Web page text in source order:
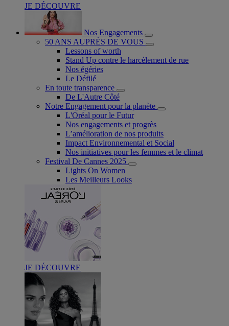
JE DÉCOUVRE
Nos Engagements
50 ANS AUPRÈS DE VOUS
Lessons of worth
Stand Up contre le harcèlement de rue
Nos égéries
Le Défilé
En toute transparence
De L'Autre Côté
Notre Engagement pour la planète
L'Oréal pour le Futur
Nos engagements et progrès
L’amélioration de nos produits
Impact Environnemental et Social
Nos initiatives pour les femmes et le climat
Festival De Cannes 2025
Lights On Women
Les Meilleurs Looks
JE DÉCOUVRE